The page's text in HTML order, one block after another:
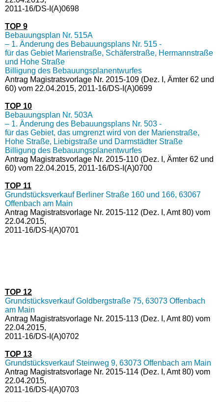
2011-16/DS-I(A)0698
TOP 9
Bebauungsplan Nr. 515A
– 1. Änderung des Bebauungsplans Nr. 515 -
für das Gebiet Marienstraße, Schäferstraße, Hermannstraße
und Hohe Straße
Billigung des Bebauungsplanentwurfes
Antrag Magistratsvorlage Nr. 2015-109 (Dez. I, Ämter 62 und
60) vom 22.04.2015, 2011-16/DS-I(A)0699
TOP 10
Bebauungsplan Nr. 503A
– 1. Änderung des Bebauungsplans Nr. 503 -
für das Gebiet, das umgrenzt wird von der Marienstraße,
Hohe Straße, Liebigstraße und Darmstädter Straße
Billigung des Bebauungsplanentwurfes
Antrag Magistratsvorlage Nr. 2015-110 (Dez. I, Ämter 62 und
60) vom 22.04.2015, 2011-16/DS-I(A)0700
TOP 11
Grundstücksverkauf Berliner Straße 160 und 166, 63067
Offenbach am Main
Antrag Magistratsvorlage Nr. 2015-112 (Dez. I, Amt 80) vom
22.04.2015,
2011-16/DS-I(A)0701
TOP 12
Grundstücksverkauf Goldbergstraße 75, 63073 Offenbach
am Main
Antrag Magistratsvorlage Nr. 2015-113 (Dez. I, Amt 80) vom
22.04.2015,
2011-16/DS-I(A)0702
TOP 13
Grundstücksverkauf Steinweg 9, 63073 Offenbach am Main
Antrag Magistratsvorlage Nr. 2015-114 (Dez. I, Amt 80) vom
22.04.2015,
2011-16/DS-I(A)0703